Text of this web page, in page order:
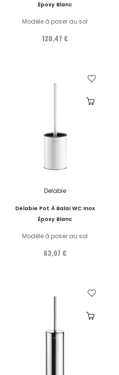
Époxy Blanc
Modèle à poser au sol
120,47 €
Delabie
Delabie Pot À Balai WC Inox
Époxy Blanc
Modèle à poser au sol
63,07 €